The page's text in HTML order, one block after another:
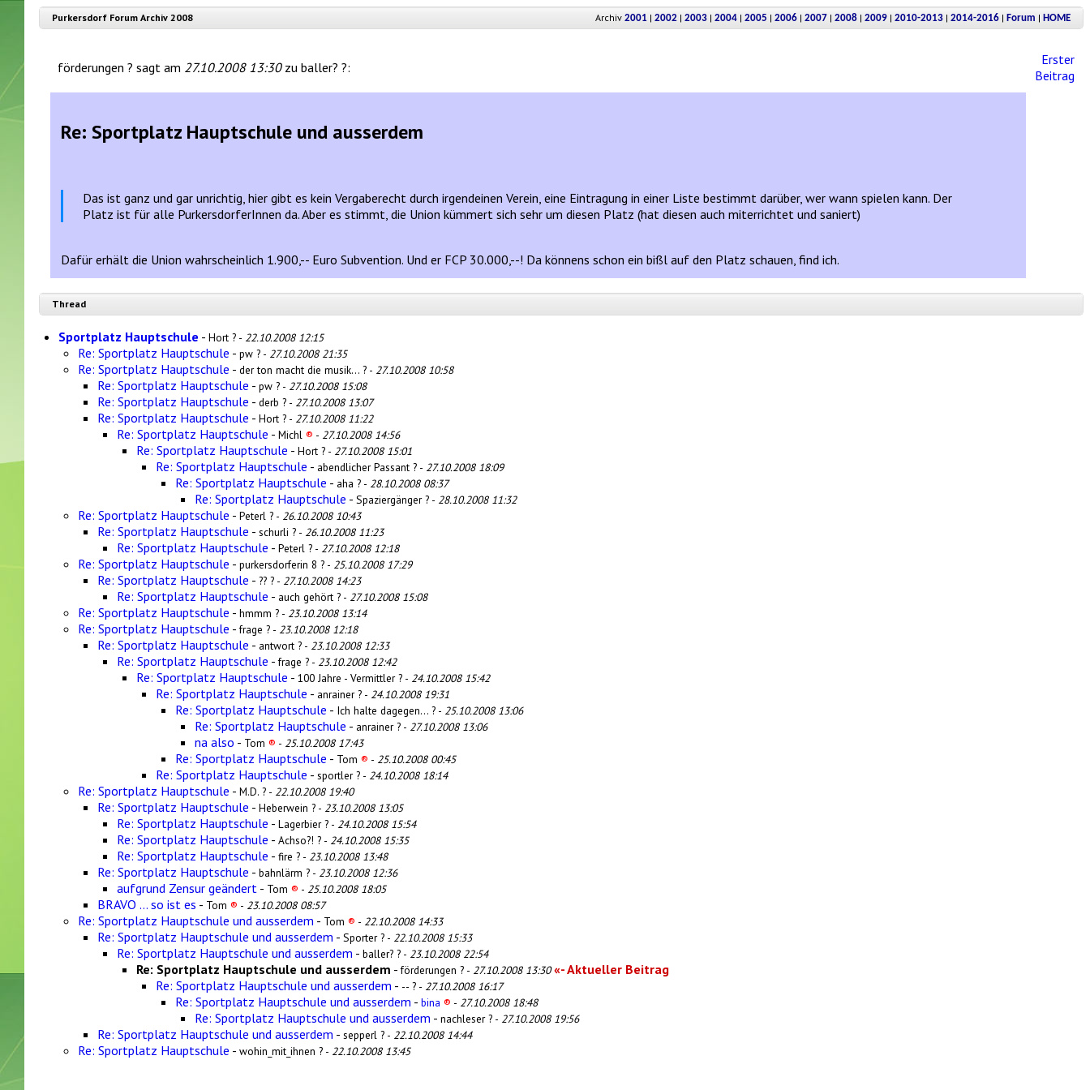
Purkersdorf Forum Archiv 2008 Archiv 2001 | 2002 | 2003 | 2004 | 2005 | 2006 | 2007 | 2008 | 2009 | 2010-2013 | 2014-2016 | Forum | HOME
förderungen ? sagt am 27.10.2008 13:30zu baller? ?:
Erster
Beitrag
Re: Sportplatz Hauptschule und ausserdem
Das ist ganz und gar unrichtig, hier gibt es kein Vergaberecht durch irgendeinen Verein, eine Eintragung in einer Liste bestimmt darüber, wer wann spielen kann. Der
Platz ist für alle PurkersdorferInnen da. Aber es stimmt, die Union kümmert sich sehr um diesen Platz (hat diesen auch miterrichtet und saniert)
Dafür erhält die Union wahrscheinlich 1.900,-- Euro Subvention. Und er FCP 30.000,--! Da könnens schon ein bißl auf den Platz schauen, find ich.
Thread
Sportplatz Hauptschule - Hort ? - 22.10.2008 12:15
Re: Sportplatz Hauptschule - pw ? - 27.10.2008 21:35
Re: Sportplatz Hauptschule - der ton macht die musik... ? - 27.10.2008 10:58
Re: Sportplatz Hauptschule - pw ? - 27.10.2008 15:08
Re: Sportplatz Hauptschule - derb ? - 27.10.2008 13:07
Re: Sportplatz Hauptschule - Hort ? - 27.10.2008 11:22
Re: Sportplatz Hauptschule - Michl ® - 27.10.2008 14:56
Re: Sportplatz Hauptschule - Hort ? - 27.10.2008 15:01
Re: Sportplatz Hauptschule - abendlicher Passant ? - 27.10.2008 18:09
Re: Sportplatz Hauptschule - aha ? - 28.10.2008 08:37
Re: Sportplatz Hauptschule - Spaziergänger ? - 28.10.2008 11:32
Re: Sportplatz Hauptschule - Peterl ? - 26.10.2008 10:43
Re: Sportplatz Hauptschule - schurli ? - 26.10.2008 11:23
Re: Sportplatz Hauptschule - Peterl ? - 27.10.2008 12:18
Re: Sportplatz Hauptschule - purkersdorferin 8 ? - 25.10.2008 17:29
Re: Sportplatz Hauptschule - ?? ? - 27.10.2008 14:23
Re: Sportplatz Hauptschule - auch gehört ? - 27.10.2008 15:08
Re: Sportplatz Hauptschule - hmmm ? - 23.10.2008 13:14
Re: Sportplatz Hauptschule -frage ? - 23.10.2008 12:18
Re: Sportplatz Hauptschule - antwort ? - 23.10.2008 12:33
Re: Sportplatz Hauptschule -frage ? - 23.10.2008 12:42
Re: Sportplatz Hauptschule - 100 Jahre - Vermittler ? - 24.10.2008 15:42
Re: Sportplatz Hauptschule - anrainer ? - 24.10.2008 19:31
Re: Sportplatz Hauptschule - Ich halte dagegen... ? - 25.10.2008 13:06
Re: Sportplatz Hauptschule - anrainer ? - 27.10.2008 13:06
na also - Tom ® - 25.10.2008 17:43
Re: Sportplatz Hauptschule - Tom ® - 25.10.2008 00:45
Re: Sportplatz Hauptschule - sportler ? - 24.10.2008 18:14
Re: Sportplatz Hauptschule - M.D. ? - 22.10.2008 19:40
Re: Sportplatz Hauptschule - Heberwein ? - 23.10.2008 13:05
Re: Sportplatz Hauptschule - Lagerbier ? - 24.10.2008 15:54
Re: Sportplatz Hauptschule - Achso?! ? - 24.10.2008 15:35
Re: Sportplatz Hauptschule - fire ? - 23.10.2008 13:48
Re: Sportplatz Hauptschule - bahnlärm ? - 23.10.2008 12:36
aufgrund Zensur geändert - Tom ® - 25.10.2008 18:05
BRAVO ... so ist es - Tom ® - 23.10.2008 08:57
Re: Sportplatz Hauptschule und ausserdem - Tom ® - 22.10.2008 14:33
Re: Sportplatz Hauptschule und ausserdem - Sporter ? - 22.10.2008 15:33
Re: Sportplatz Hauptschule und ausserdem - baller? ? - 23.10.2008 22:54
Re: Sportplatz Hauptschule und ausserdem -förderungen ? - 27.10.2008 13:30«- Aktueller Beitrag
Re: Sportplatz Hauptschule und ausserdem - -- ? - 27.10.2008 16:17
Re: Sportplatz Hauptschule und ausserdem - bina ® - 27.10.2008 18:48
Re: Sportplatz Hauptschule und ausserdem - nachleser ? - 27.10.2008 19:56
Re: Sportplatz Hauptschule und ausserdem - sepperl ? - 22.10.2008 14:44
Re: Sportplatz Hauptschule - wohin_mit_ihnen ? - 22.10.2008 13:45